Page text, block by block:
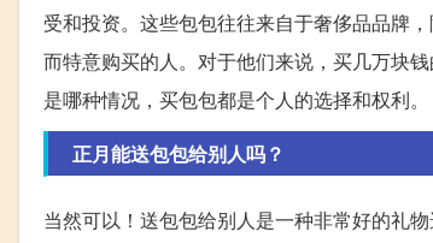
受和投资。这些包包往往来自于奢侈品品牌
而特意购买的人。对于他们来说，买几万块
是哪种情况，买包包都是个人的选择和权利。
正月能送包包给别人吗？
当然可以！送包包给别人是一种非常好的礼